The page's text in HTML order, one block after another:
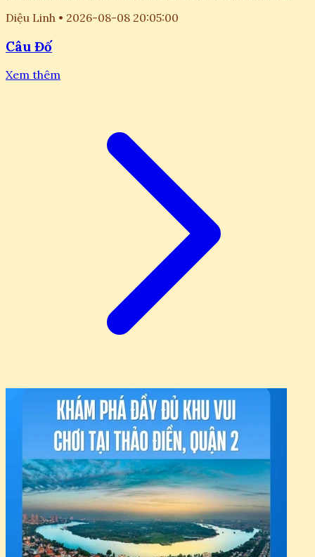
Diệu Linh • 2026-08-08 20:05:00
Câu Đố
Xem thêm